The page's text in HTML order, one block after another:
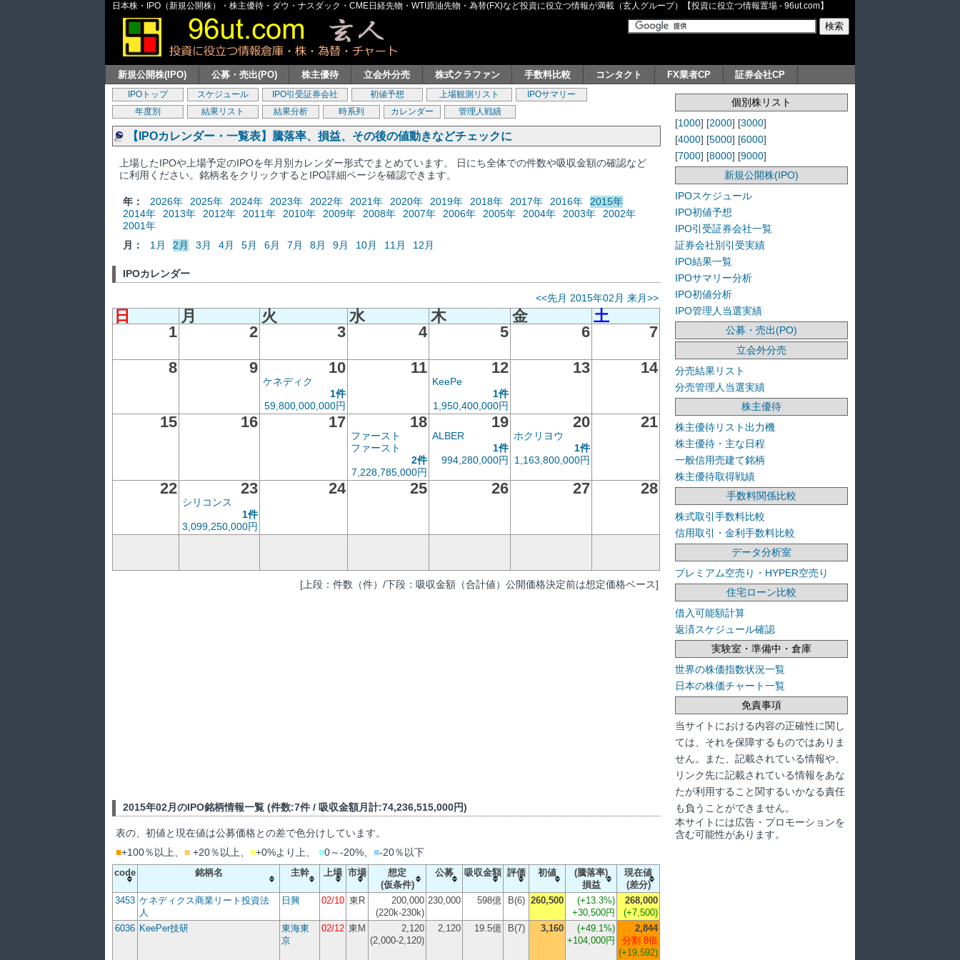
日本株・IPO（新規公開株）・株主優待・ダウ・ナスダック・CME日経先物・WTI原油先物・為替(FX)など投資に役立つ情報が満載（玄人グループ）【投資に役立つ情報置場 - 96ut.com】
新規公開株(IPO) 公募・売出(PO) 株主優待 立会外分売 株式クラファン 手数料比較 コンタクト FX業者CP 証券会社CP
IPOトップ スケジュール IPO引受証券会社 初値予想 上場観測リスト
IPOサマリー
年度別
結果リスト 結果分析 時系列 カレンダー 管理人戦績
【IPOカレンダー・一覧表】騰落率、損益、その後の値動きなどチェックに
上場したIPOや上場予定のIPOを年月別カレンダー形式でまとめています。 日にち全体での件数や吸収金額の確認など
に利用ください。銘柄名をクリックするとIPO詳細ページを確認できます。
年： 2026年 2025年 2024年 2023年 2022年 2021年 2020年 2019年 2018年 2017年 2016年
2015年
2014年
2013年 2012年 2011年 2010年 2009年 2008年 2007年 2006年 2005年 2004年 2003年
2002年
2001年
月：
1月 2月 3月 4月 5月 6月 7月 8月 9月 10月 11月 12月
IPOカレンダー
<<先月 2015年02月 来月>>
日 月 火 水 木 金
土
1
2 3 4 5 6
7
8
9 10
ケネディク
1件
59,800,000,000円
11 12
KeePe
1件
1,950,400,000円
13 14
15 16 17 18
ファースト
ファースト
2件
7,228,785,000円
19
ALBER
1件
994,280,000円
20
ホクリヨウ
1件
1,163,800,000円
21
22 23
シリコンス
1件
3,099,250,000円
24 25 26 27 28
[上段：件数（件）/下段：吸収金額（合計値）公開価格決定前は想定価格ベース]
2015年02月のIPO銘柄情報一覧 (件数:7件 / 吸収金額月計:74,236,515,000円)
表の、初値と現在値は公募価格との差で色分けしています。
■+100％以上、 ■ +20％以上、 ■+0%より上、 ■0～-20%、 ■-20％以下
code 銘柄名 主幹 上場 市場
想定
(仮条件)
公募 吸収金額 評価 初値
(騰落率)
損益
現在値
(差分)
3453 ケネディクス商業リート投資法
人
日興 02/10 東R
200,000
(220k-230k)
230,000 598億 B(6) 260,500 (+13.3%)
+30,500円
268,000
(+7,500)
6036 KeePer技研
東海東
京
02/12 東M
2,120
(2,000-2,120)
2,120 19.5億 B(7) 3,160 (+49.1%)
+104,000円
2,844
分割 8倍
(+19,592)
個別株リスト
[1000] [2000] [3000]
[4000] [5000] [6000]
[7000] [8000] [9000]
新規公開株(IPO)
IPOスケジュール
IPO初値予想
IPO引受証券会社一覧
証券会社別引受実績
IPO結果一覧
IPOサマリー分析
IPO初値分析
IPO管理人当選実績
公募・売出(PO)
立会外分売
分売結果リスト
分売管理人当選実績
株主優待
株主優待リスト出力機
株主優待・主な日程
一般信用売建て銘柄
株主優待取得戦績
手数料関係比較
株式取引手数料比較
信用取引・金利手数料比較
データ分析室
プレミアム空売り・HYPER空売り
住宅ローン比較
借入可能額計算
返済スケジュール確認
実験室・準備中・倉庫
世界の株価指数状況一覧
日本の株価チャート一覧
免責事項
当サイトにおける内容の正確性に関し
ては、それを保障するものではありま
せん。また、記載されている情報や、
リンク先に記載されている情報をあな
たが利用すること関するいかなる責任
も負うことができません。
本サイトには広告・プロモーションを
含む可能性があります。